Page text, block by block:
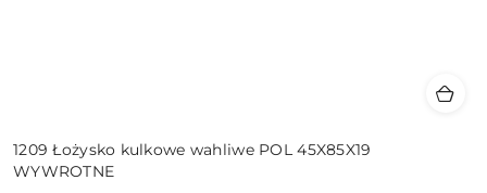
1209 Łożysko kulkowe wahliwe POL 45X85X19
WYWROTNE